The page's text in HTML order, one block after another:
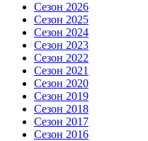
Сезон 2026
Сезон 2025
Сезон 2024
Сезон 2023
Сезон 2022
Сезон 2021
Сезон 2020
Сезон 2019
Сезон 2018
Сезон 2017
Сезон 2016